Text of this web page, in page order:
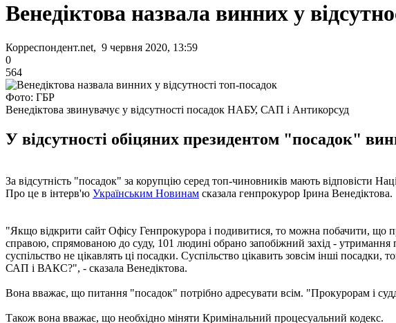
Венедіктова назвала винних у
Корреспондент.net, 9 червня 2020, 13:59
0
564
Фото: ГБР
Венедіктова звинувачує у відсутності посадок НАБУ, САП і Антикорсуд
У відсутності обіцяних президентом "посадок"
За відсутність "посадок" за корупцію серед топ-чиновників мають відповісти
Про це в інтерв'ю Українським Новинам сказала генпрокурор Ірина Венедіктова.
"Якщо відкрити сайт Офісу Генпрокурора і подивитися, то можна побачити, що
справою, спрямованою до суду, 101 людині обрано запобіжний захід - утримання
суспільство не цікавлять ці посадки. Суспільство цікавить зовсім інші
САП і ВАКС?", - сказала Венедіктова.
Вона вважає, що питання "посадок" потрібно адресувати всім. "Прокурорам і
Також вона вважає, що необхідно міняти Кримінальний процесуальний кодекс.